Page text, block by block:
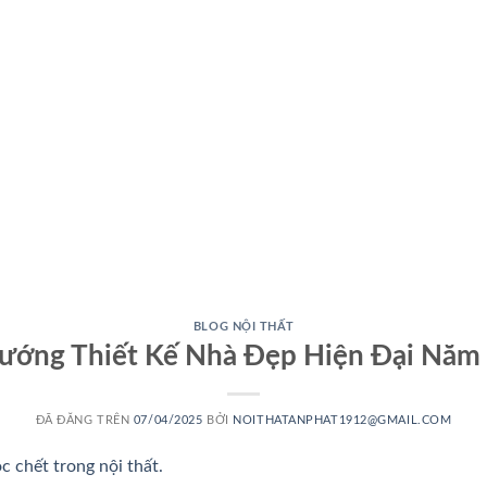
BLOG NỘI THẤT
Thiết Kế Nhà Đẹp Hiện Đại Năm
ĐÃ ĐĂNG TRÊN 07/04/2025 BỞI NOITHATANPHAT1912@GMAIL.COM